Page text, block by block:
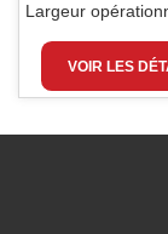
Largeur
VOIR LES